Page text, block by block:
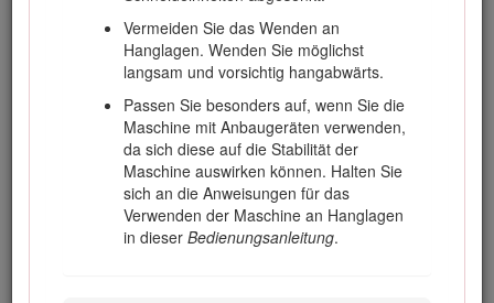
Vermeiden Sie das Wenden an
Hanglagen. Wenden Sie möglichst
langsam und vorsichtig hangabwärts.
Passen Sie besonders auf, wenn Sie die
Maschine mit Anbaugeräten verwenden,
da sich diese auf die Stabilität der
Maschine auswirken können. Halten Sie
sich an die Anweisungen für das
Verwenden der Maschine an Hanglagen
in dieser Bedienungsanleitung.
Vor der Entfernen des
Heckfangsystems.
Vor dem Verstellen der Schnitthöhe.
Es sei denn, die Einstellung lässt sich
von der Bedienerposition aus
bewerkstelligen.
Vor dem Entfernen von Verstopfungen.
Vor dem Prüfen, Reinigen oder Warten
des Rasenmähers.